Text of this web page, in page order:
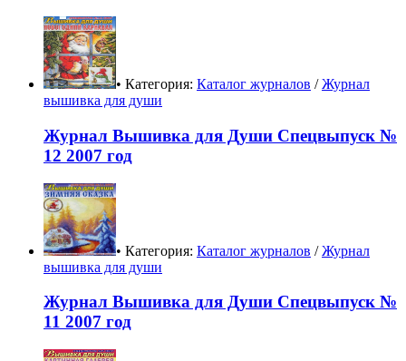
• Категория: Каталог журналов /Журнал
вышивка для души
Журнал Вышивка для Души Спецвыпуск №
12 2007 год
• Категория: Каталог журналов /Журнал
вышивка для души
Журнал Вышивка для Души Спецвыпуск №
11 2007 год